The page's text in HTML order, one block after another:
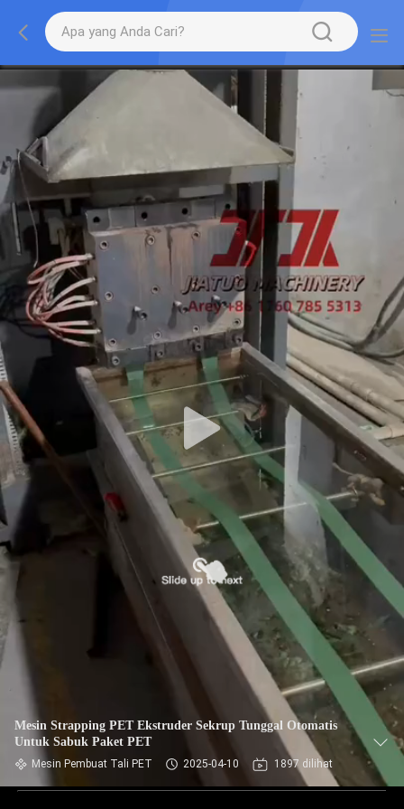
Mesin Strapping PET Ekstruder Sekrup Tunggal Otomatis
Untuk Sabuk Paket PET
Mesin Pembuat Tali PET 2025-04-10 1897 dilihat